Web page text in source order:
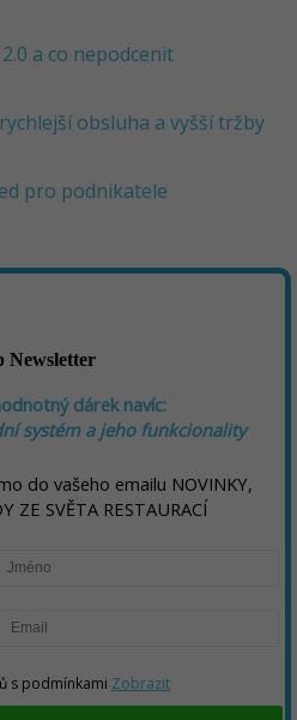
a co nepodcenit
obsluha a vyšší tržby
pro podnikatele
Newsletter
dárek navíc:
systém a jeho funkcionality
do vašeho emailu NOVINKY,
ZE SVĚTA RESTAURACÍ
s podmínkami Zobrazit